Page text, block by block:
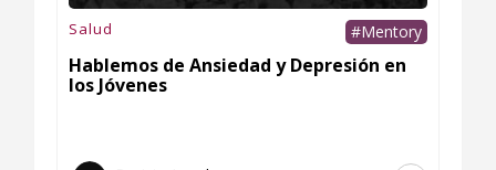
Salud #Mentory
Hablemos de Ansiedad y Depresión en
los Jóvenes